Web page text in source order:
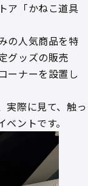
ア「かねこ道具
の人気商品を特
グッズの販売
ーナーを設置し
実際に見て、触っ
ントです。